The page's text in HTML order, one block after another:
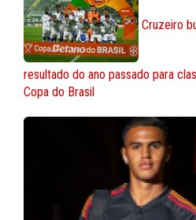
Cruzeiro
resultado do ano passado para
Copa do Brasil